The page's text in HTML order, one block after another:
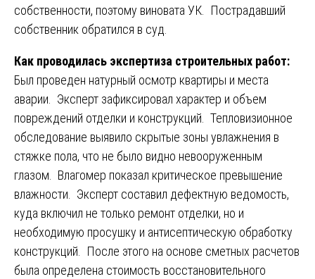
собственности, поэтому виновата УК. Пострадавший
собственник обратился в суд.
Как проводилась экспертиза строительных работ:
Был проведен натурный осмотр квартиры и места
аварии. Эксперт зафиксировал характер и объем
повреждений отделки и конструкций. Тепловизионное
обследование выявило скрытые зоны увлажнения в
стяжке пола, что не было видно невооруженным
глазом. Влагомер показал критическое превышение
влажности. Эксперт составил дефектную ведомость,
куда включил не только ремонт отделки, но и
необходимую просушку и антисептическую обработку
конструкций. После этого на основе сметных расчетов
была определена стоимость восстановительного